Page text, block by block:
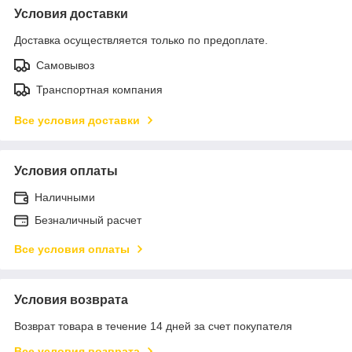
Условия доставки
Доставка осуществляется только по предоплате.
Самовывоз
Транспортная компания
Все условия доставки
Условия оплаты
Наличными
Безналичный расчет
Все условия оплаты
Условия возврата
Возврат товара в течение 14 дней за счет покупателя